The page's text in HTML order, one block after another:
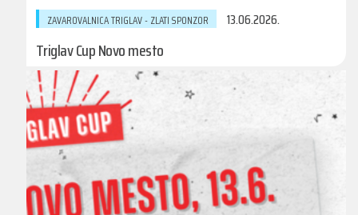
ZAVAROVALNICA TRIGLAV - ZLATI SPONZOR 13.06.2026.
Triglav Cup Novo mesto